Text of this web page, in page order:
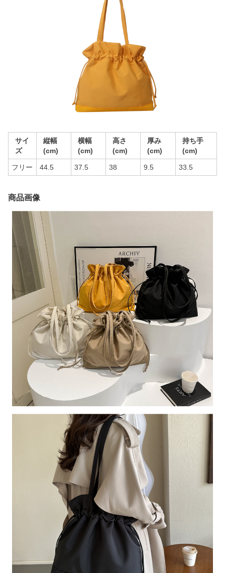
サイ
ズ
縦幅
(cm)
横幅
(cm)
高さ
(cm)
厚み
(cm)
持ち手
(cm)
フリー 44.5 37.5 38 9.5 33.5
商品画像